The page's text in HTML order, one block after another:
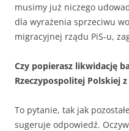
musimy już niczego
dla wyrażenia sprzeciwu
migracyjnej rządu PiS-u,
Czy popierasz likwidację
Rzeczypospolitej Polskiej
To pytanie, tak jak
sugeruje odpowiedź.